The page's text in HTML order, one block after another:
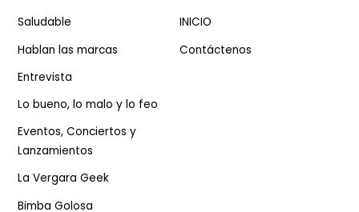
Saludable
Hablan las marcas
Entrevista
Lo bueno, lo malo y lo feo
Eventos, Conciertos y
Lanzamientos
La Vergara Geek
Bimba Golosa
INICIO
Contáctenos